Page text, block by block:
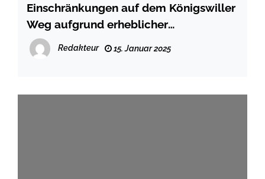
Einschränkungen auf dem Königswiller
Weg aufgrund erheblicher
Straßenschäden
Redakteur 15. Januar 2025